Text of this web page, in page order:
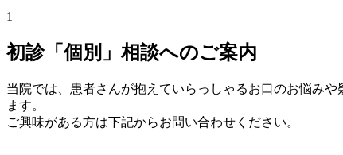
1
初診「個別」相談へのご案内
当院では、患者さんが抱えていらっしゃるお口のお悩み
ます。
ご興味がある方は下記からお問い合わせください。